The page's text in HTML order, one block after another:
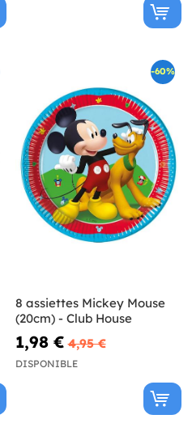
-60%
8 assiettes Mickey Mouse
(20cm) - Club House
1,98 € 4,95 €
DISPONIBLE